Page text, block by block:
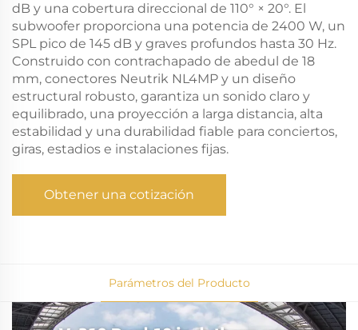
dB y una cobertura direccional de 110° × 20°. El
subwoofer proporciona una potencia de 2400 W, un
SPL pico de 145 dB y graves profundos hasta 30 Hz.
Construido con contrachapado de abedul de 18
mm, conectores Neutrik NL4MP y un diseño
estructural robusto, garantiza un sonido claro y
equilibrado, una proyección a larga distancia, alta
estabilidad y una durabilidad fiable para conciertos,
giras, estadios e instalaciones fijas.
Obtener una cotización
Parámetros del Producto